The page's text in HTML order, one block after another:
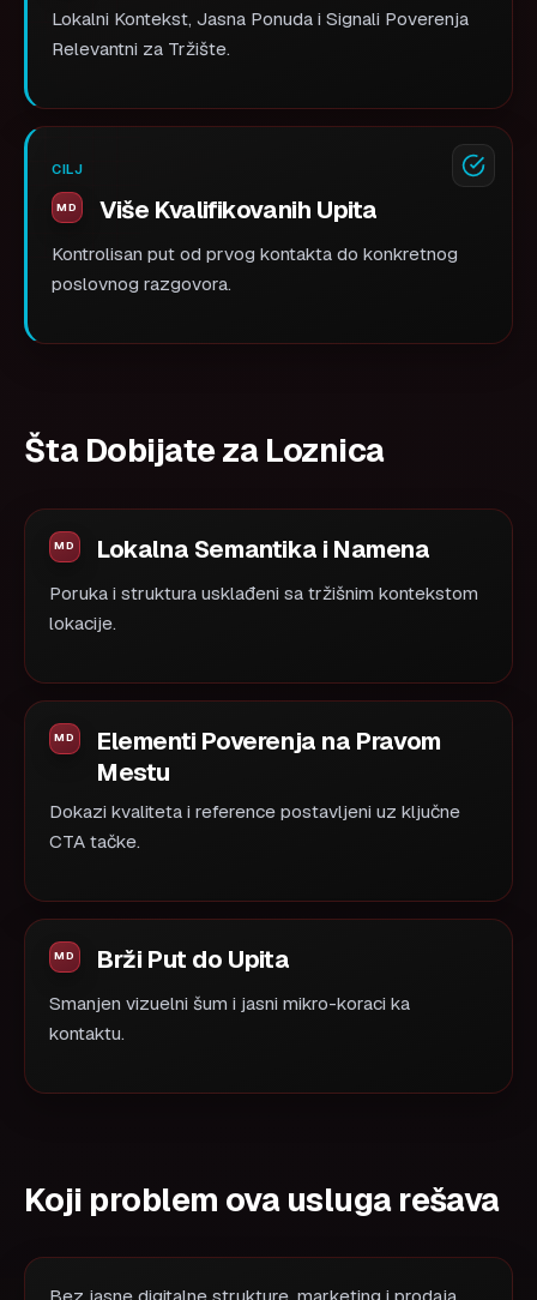
Lokalni Kontekst, Jasna Ponuda i Signali Poverenja
Relevantni za Tržište.
CILJ
Više Kvalifikovanih Upita
Kontrolisan put od prvog kontakta do konkretnog
poslovnog razgovora.
Šta Dobijate za Loznica
Lokalna Semantika i Namena
Poruka i struktura usklađeni sa tržišnim kontekstom
lokacije.
Elementi Poverenja na Pravom
Mestu
Dokazi kvaliteta i reference postavljeni uz ključne
CTA tačke.
Brži Put do Upita
Smanjen vizuelni šum i jasni mikro-koraci ka
kontaktu.
Koji problem ova usluga rešava